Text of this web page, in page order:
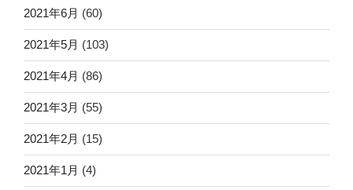
2021年6月 (60)
2021年5月 (103)
2021年4月 (86)
2021年3月 (55)
2021年2月 (15)
2021年1月 (4)